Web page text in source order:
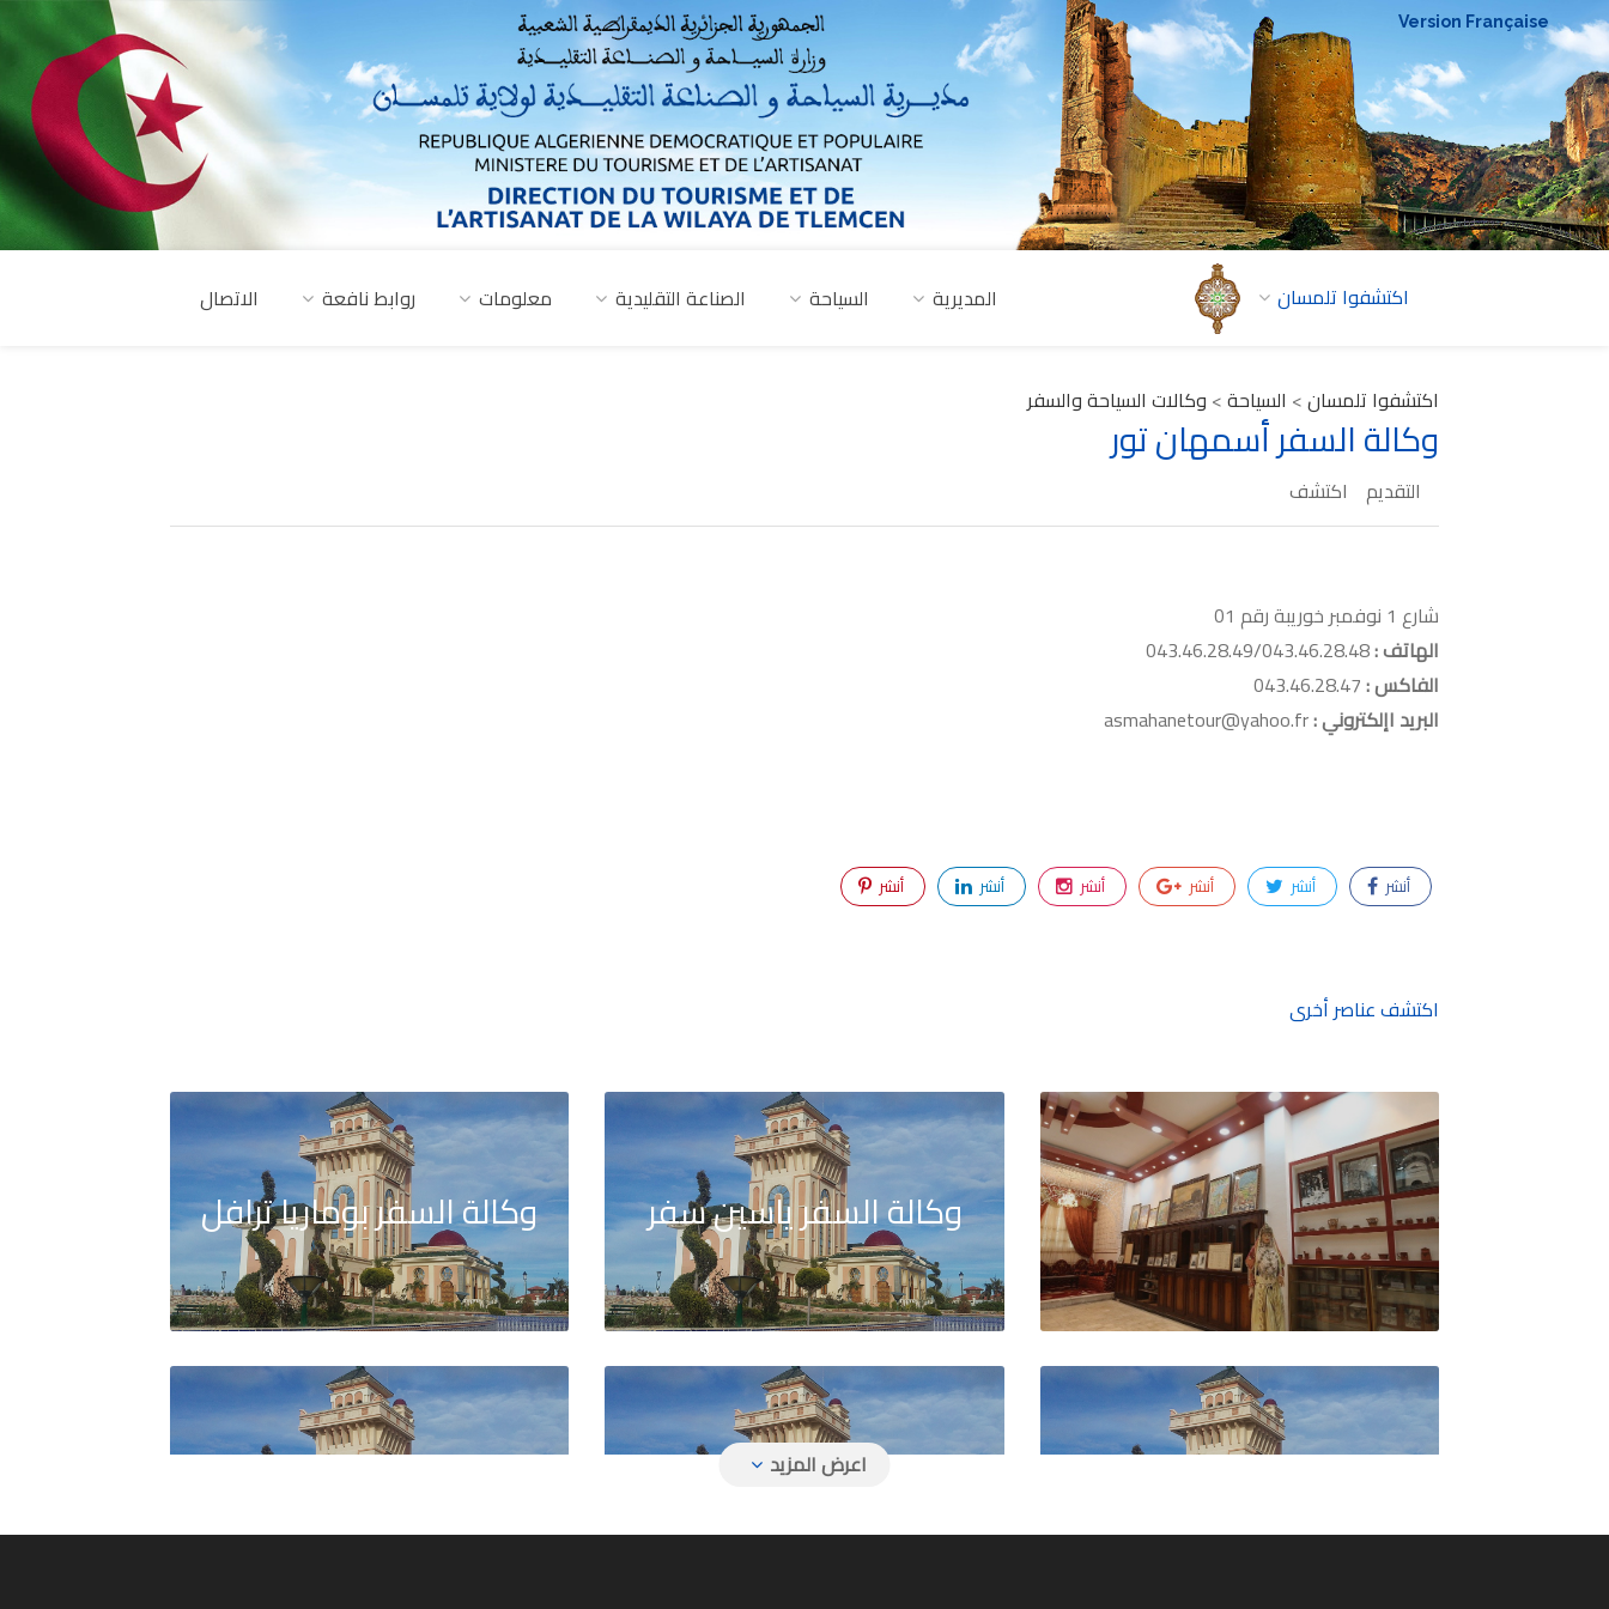
Version Française
المديرية السياحة الصناعة التقليدية معلومات روابط نافعة الاتصال اكتشفوا تلمسان
اكتشفوا تلمسان> السياحة> وكالات السياحة والسفر
وكالة السفر أسمهان تور
التقديم اكتشف
شارع 1 نوفمبر خوريبة رقم 01
الهاتف :043.46.28.49/043.46.28.48
الفاكس :
البريد اإلكتروني :
أنشر أنشر أنشر أنشر أنشر أنشر
اكتشف عناصر أخرى
وكالة السفر ياسين سفر وكالة السفر بوماريا ترافل
وكالة السفر جول ترافل